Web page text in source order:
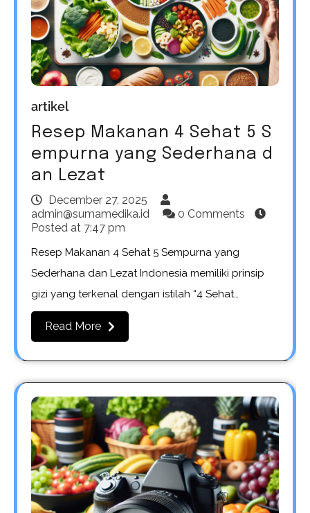
artikel
Resep Makanan 4 Sehat 5 S
empurna yang Sederhana d
an Lezat
December 27, 2025
admin@sumamedika.id
0 Comments
Posted at 7:47 pm
Resep Makanan 4 Sehat 5 Sempurna yang
Sederhana dan Lezat Indonesia memiliki prinsip
gizi yang terkenal dengan istilah “4 Sehat…
Read More